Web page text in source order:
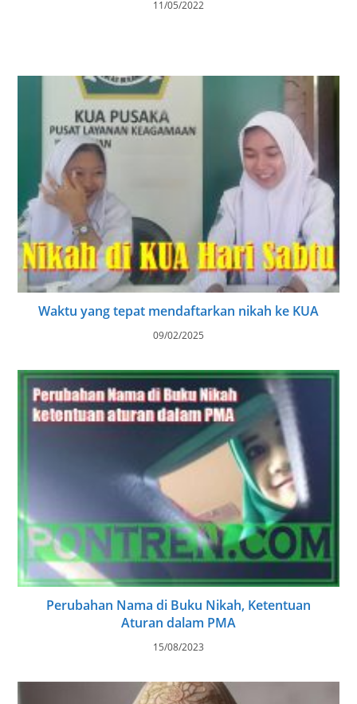
11/05/2022
Waktu yang tepat mendaftarkan nikah ke KUA
09/02/2025
Perubahan Nama di Buku Nikah, Ketentuan
Aturan dalam PMA
15/08/2023